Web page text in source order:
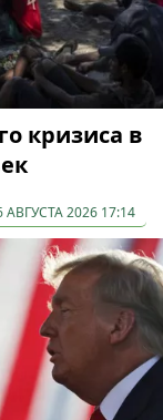
кризиса в
АВГУСТА 2026 17:14